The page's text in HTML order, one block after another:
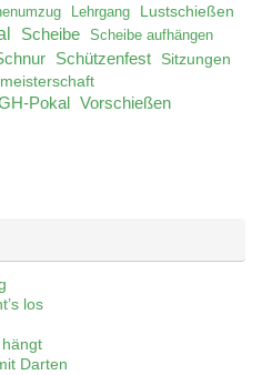
Lehrgang
Lustschießen
Scheibe Scheibe aufhängen
Schützenfest Sitzungen
Pokal
Vorschießen
los
Darten